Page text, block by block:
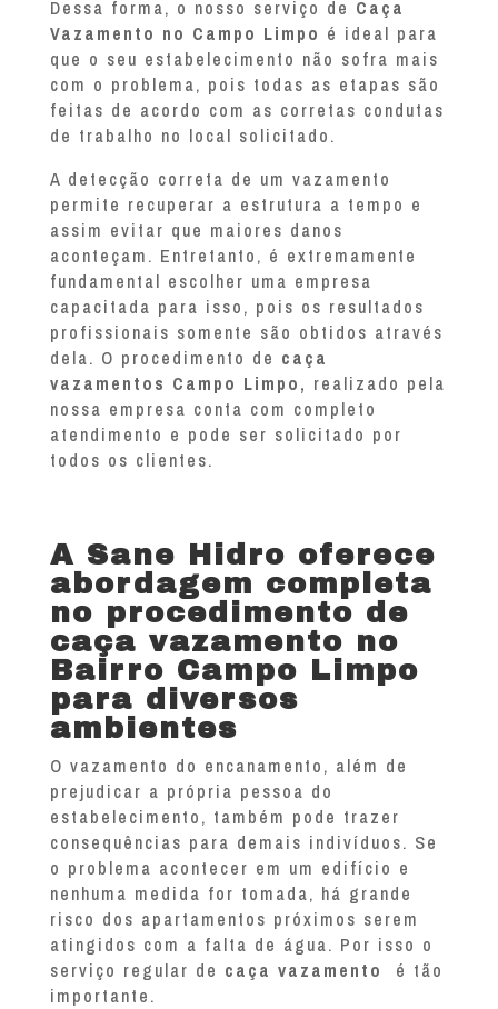
Dessa forma, o nosso serviço de Caça
Vazamento no Campo Limpo é ideal para
que o seu estabelecimento não sofra mais
com o problema, pois todas as etapas são
feitas de acordo com as corretas condutas
de trabalho no local solicitado.
A detecção correta de um vazamento
permite recuperar a estrutura a tempo e
assim evitar que maiores danos
aconteçam. Entretanto, é extremamente
fundamental escolher uma empresa
capacitada para isso, pois os resultados
profissionais somente são obtidos através
dela. O procedimento de caça
vazamentos Campo Limpo, realizado pela
nossa empresa conta com completo
atendimento e pode ser solicitado por
todos os clientes.
A Sane Hidro oferece
abordagem completa
no procedimento de
caça vazamento no
Bairro Campo Limpo
para diversos
ambientes
O vazamento do encanamento, além de
prejudicar a própria pessoa do
estabelecimento, também pode trazer
consequências para demais indivíduos. Se
o problema acontecer em um edifício e
nenhuma medida for tomada, há grande
risco dos apartamentos próximos serem
atingidos com a falta de água. Por isso o
serviço regular de caça vazamento
é tão
importante.